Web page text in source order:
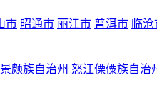
市 昭通市 丽江市 普洱市 临
颇族自治州 怒江傈僳族自治